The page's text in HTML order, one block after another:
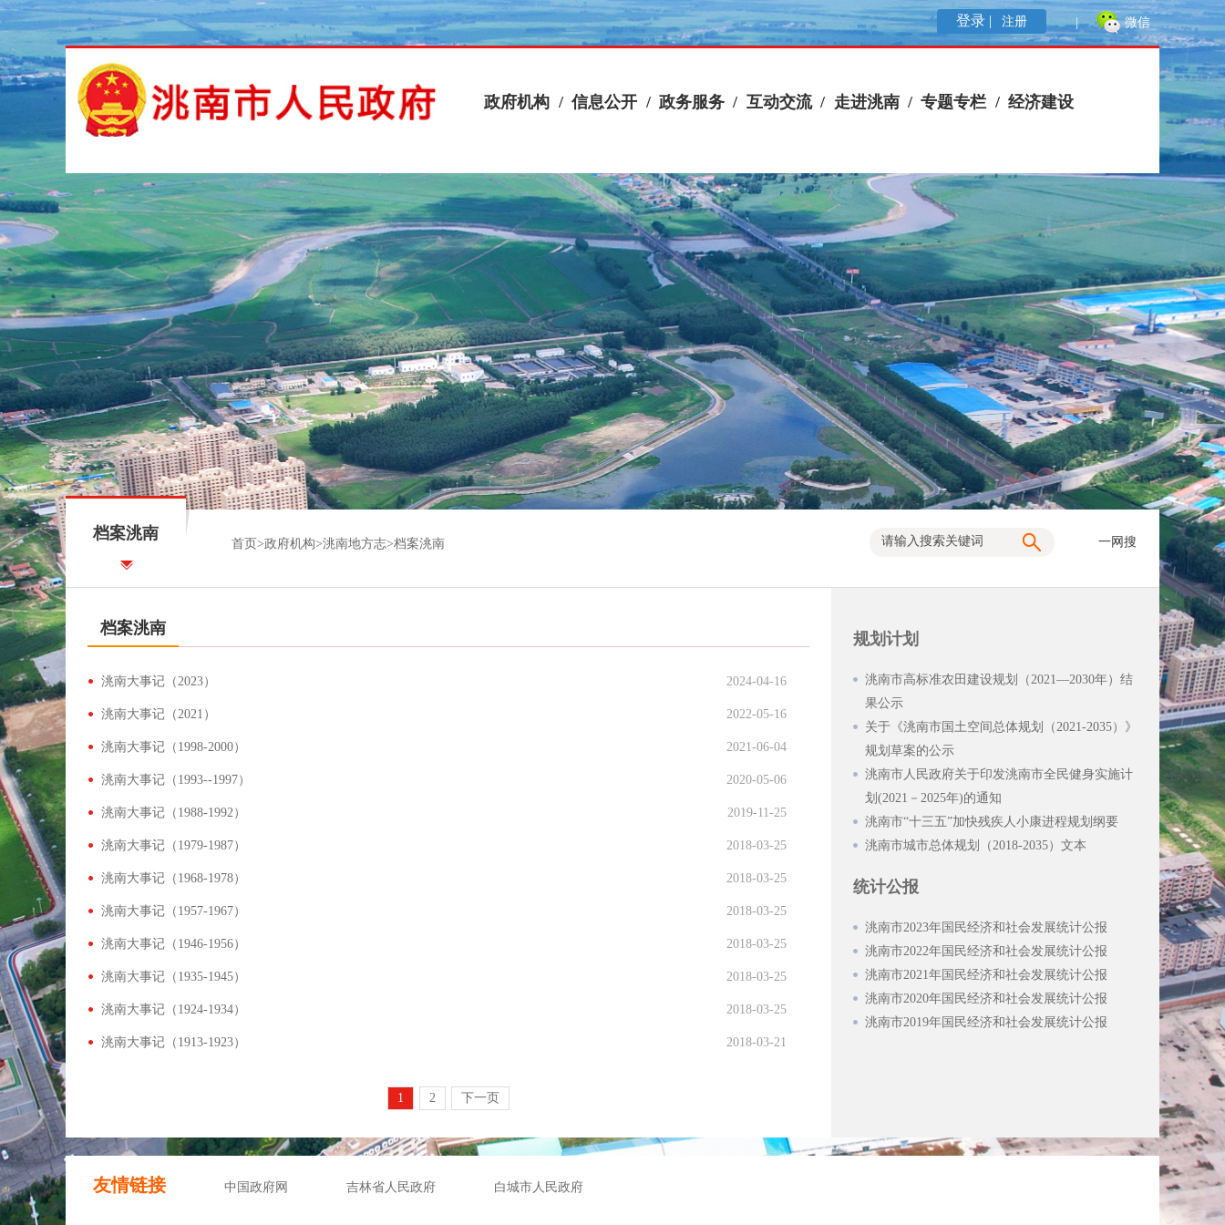
微信
|
登录 | 注册
政府机构 / 信息公开 / 政务服务 / 互动交流 / 走进洮南 / 专题专栏 / 经济建设
档案洮南
首页 >政府机构>洮南地方志>档案洮南 一网搜
档案洮南
洮南大事记（2023） 2024-04-16
洮南大事记（2021） 2022-05-16
洮南大事记（1998-2000） 2021-06-04
洮南大事记（1993--1997） 2020-05-06
洮南大事记（1988-1992） 2019-11-25
洮南大事记（1979-1987） 2018-03-25
洮南大事记（1968-1978） 2018-03-25
洮南大事记（1957-1967） 2018-03-25
洮南大事记（1946-1956） 2018-03-25
洮南大事记（1935-1945） 2018-03-25
洮南大事记（1924-1934） 2018-03-25
洮南大事记（1913-1923） 2018-03-21
1 2 下一页
规划计划
洮南市高标准农田建设规划（2021—2030年）结
果公示
关于《洮南市国土空间总体规划（2021-2035）》
规划草案的公示
洮南市人民政府关于印发洮南市全民健身实施计
划(2021－2025年)的通知
洮南市“十三五”加快残疾人小康进程规划纲要
洮南市城市总体规划（2018-2035）文本
统计公报
洮南市2023年国民经济和社会发展统计公报
洮南市2022年国民经济和社会发展统计公报
洮南市2021年国民经济和社会发展统计公报
洮南市2020年国民经济和社会发展统计公报
洮南市2019年国民经济和社会发展统计公报
友情链接 中国政府网 吉林省人民政府 白城市人民政府